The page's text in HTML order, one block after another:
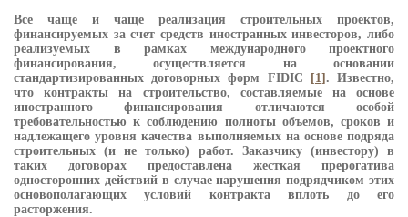
Все чаще и чаще реализация строительных проектов,
финансируемых за счет средств иностранных инвесторов, либо
реализуемых в рамках международного проектного
финансирования, осуществляется на основании
стандартизированных договорных форм FIDIC
[1] . Известно,
что контракты на строительство, составляемые на основе
иностранного финансирования отличаются особой
требовательностью к соблюдению полноты объемов, сроков и
надлежащего уровня качества выполняемых на основе подряда
строительных (и не только) работ. Заказчику (инвестору) в
таких договорах предоставлена жесткая прерогатива
односторонних действий в случае нарушения подрядчиком этих
основополагающих условий контракта вплоть до его
расторжения.